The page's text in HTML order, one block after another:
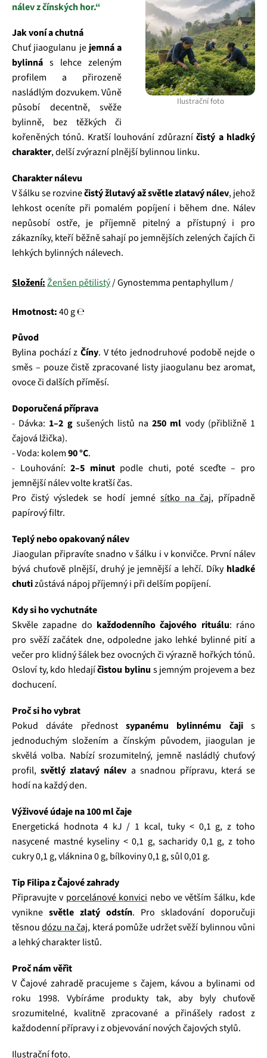
Ilustrační foto
nálev z čínských hor.“
Jak voní a chutná
Chuť jiaogulanu je jemná a
bylinná s lehce zeleným
profilem a přirozeně
nasládlým dozvukem. Vůně
působí decentně, svěže
bylinně, bez těžkých či
kořeněných tónů. Kratší louhování zdůrazníčistý a hladký
charakter, delší zvýrazní plnější bylinnou linku.
Charakter nálevu
V šálku se rozvinečistý žlutavý až světle zlatavý nálev, jehož
lehkost oceníte při pomalém popíjení i během dne. Nálev
nepůsobí ostře, je příjemně pitelný a přístupný i pro
zákazníky, kteří běžně sahají po jemnějších zelených čajích či
lehkých bylinných nálevech.
Složení:Ženšen pětilistý/ Gynostemma pentaphyllum /
Hmotnost:40 g ℮
Původ
Bylina pochází z Číny. V této jednodruhové podobě nejde o
směs – pouze čistě zpracované listy jiaogulanu bez aromat,
ovoce či dalších příměsí.
Doporučená příprava
- Dávka: 1–2 gsušených listů na250 ml vody (přibližně 1
čajová lžička).
- Voda: kolem90 °C.
- Louhování:2–5 minutpodle chuti, poté sceďte – pro
jemnější nálev volte kratší čas.
Pro čistý výsledek se hodí jemné sítko na čaj, případně
papírový filtr.
Teplý nebo opakovaný nálev
Jiaogulan připravíte snadno v šálku i v konvičce. První nálev
bývá chuťově plnější, druhý je jemnější a lehčí. Díky hladké
chutizůstává nápoj příjemný i při delším popíjení.
Kdy si ho vychutnáte
Skvěle zapadne do každodenního čajového rituálu: ráno
pro svěží začátek dne, odpoledne jako lehké bylinné pití a
večer pro klidný šálek bez ovocných či výrazně hořkých tónů.
Osloví ty, kdo hledajíčistou bylinu s jemným projevem a bez
dochucení.
Proč si ho vybrat
Pokud dáváte přednost sypanému bylinnému čajis
jednoduchým složením a čínským původem, jiaogulan je
skvělá volba. Nabízí srozumitelný, jemně nasládlý chuťový
profil,světlý zlatavý nálev a snadnou přípravu, která se
hodí na každý den.
Výživové údaje na 100 ml čaje
Energetická hodnota 4 kJ / 1 kcal, tuky < 0,1 g, z toho
nasycené mastné kyseliny < 0,1 g, sacharidy 0,1 g, z toho
cukry 0,1 g, vláknina 0 g, bílkoviny 0,1 g, sůl 0,01 g.
Tip Filipa z Čajové zahrady
Připravujte v porcelánové konvici nebo ve větším šálku, kde
vynikne světle zlatý odstín. Pro skladování doporučuji
těsnoudózu na čaj, která pomůže udržet svěží bylinnou vůni
a lehký charakter listů.
Proč nám věřit
V Čajové zahradě pracujeme s čajem, kávou a bylinami od
roku 1998. Vybíráme produkty tak, aby byly chuťově
srozumitelné, kvalitně zpracované a přinášely radost z
každodenní přípravy i z objevování nových čajových stylů.
Ilustrační foto.